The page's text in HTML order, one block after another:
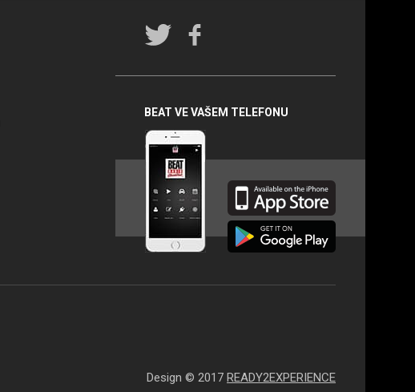
Rádio
sítích
BEAT VE VAŠEM TELEFONU
Design © 2017 READY2EXPERIENCE